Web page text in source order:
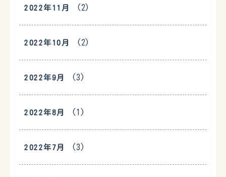
2022年11月 (2)
2022年10月 (2)
2022年9月 (3)
2022年8月 (1)
2022年7月 (3)